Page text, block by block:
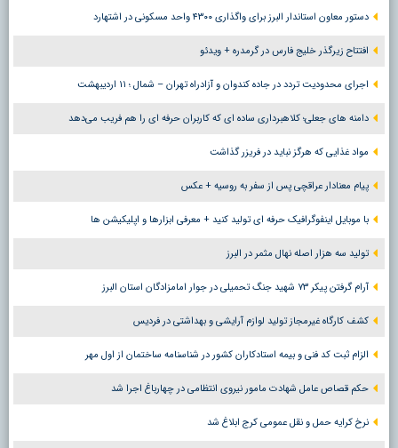
دستور معاون استاندار البرز برای واگذاری ۴۳۰۰ واحد مسکونی در اشتهارد
افتتاح زیرگذر خلیج فارس در گرمدره + ویدئو
اجرای محدودیت تردد در جاده کندوان و آزادراه تهران – شمال ؛ ١١ اردیبهشت
دامنه های جعلی؛ کلاهبرداری ساده ای که کاربران حرفه ای را هم فریب می‌دهد
مواد غذایی که هرگز نباید در فریزر گذاشت
پیام معنادار عراقچی پس از سفر به روسیه + عکس
با موبایل اینفوگرافیک حرفه ای تولید کنید + معرفی ابزارها و اپلیکیشن ها
تولید سه هزار اصله نهال مثمر در البرز
آرام گرفتن پیکر ۷۳ شهید جنگ تحمیلی در جوار امامزادگان استان البرز
کشف کارگاه غیرمجاز تولید لوازم آرایشی و بهداشتی در فردیس
الزام ثبت کد فنی و بیمه استادکاران کشور در شناسنامه ساختمان از اول مهر
حکم قصاص عامل شهادت مامور نیروی انتظامی در چهارباغ اجرا شد
نرخ کرایه حمل و نقل عمومی کرج ابلاغ شد